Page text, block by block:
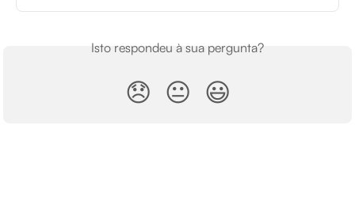
Isto respondeu à sua pergunta?
😞 😐 😃